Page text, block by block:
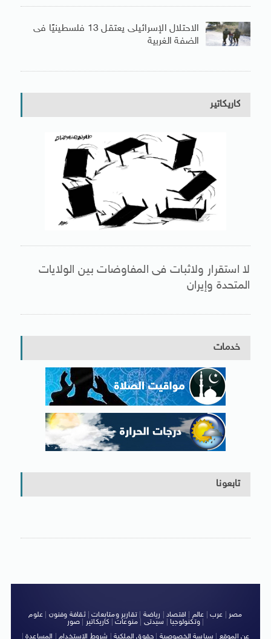
الاحتلال الإسرائيلى يعتقل 13 فلسطينيًا فى
الضفة الغربية
كاريكاتير
لا استقرار ولاثبات فى المفاوضات بين الولايات
المتحدة وإيران
خدمات
تابعونا
مصر عرب عالم اقتصاد رياضة |تقارير ومتابعات|ثقافة وفنون
علوم
وتكنولوجيا| سيدتى منوعات كاريكاتير صور
|
عن الموقع
سياسة الخصوصية حقوق الملكية شروط الاستخدام| المساعدة|